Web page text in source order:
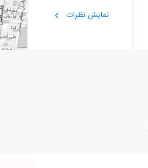
نمایش نظرات